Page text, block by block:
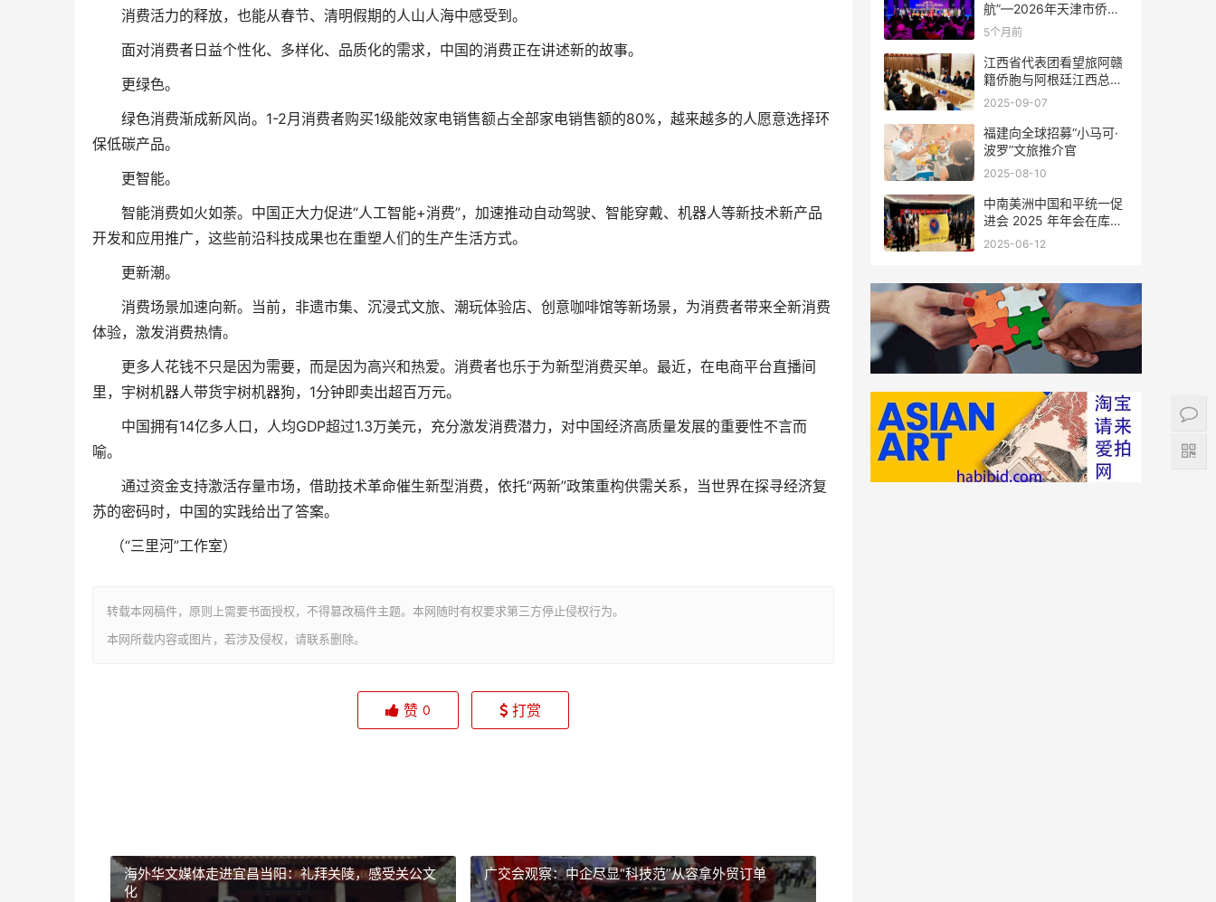
消费活力的释放，也能从春节、清明假期的人山人海中感受到。
面对消费者日益个性化、多样化、品质化的需求，中国的消费正在讲述新的故事。
更绿色。
绿色消费渐成新风尚。1-2月消费者购买1级能效家电销售额占全部家电销售额的80%，越来越多的人愿意选择环
保低碳产品。
更智能。
智能消费如火如荼。中国正大力促进“人工智能+消费”，加速推动自动驾驶、智能穿戴、机器人等新技术新产品
开发和应用推广，这些前沿科技成果也在重塑人们的生产生活方式。
更新潮。
消费场景加速向新。当前，非遗市集、沉浸式文旅、潮玩体验店、创意咖啡馆等新场景，为消费者带来全新消费
体验，激发消费热情。
更多人花钱不只是因为需要，而是因为高兴和热爱。消费者也乐于为新型消费买单。最近，在电商平台直播间
里，宇树机器人带货宇树机器狗，1分钟即卖出超百万元。
中国拥有14亿多人口，人均GDP超过1.3万美元，充分激发消费潜力，对中国经济高质量发展的重要性不言而
喻。
通过资金支持激活存量市场，借助技术革命催生新型消费，依托“两新”政策重构供需关系，当世界在探寻经济复
苏的密码时，中国的实践给出了答案。
（“三里河”工作室）
转载本网稿件，原则上需要书面授权，不得篡改稿件主题。本网随时有权要求第三方停止侵权行为。
本网所载内容或图片，若涉及侵权，请联系删除。
赞 0 打赏
海外华文媒体走进宜昌当阳：礼拜关陵，感受关公文
化
广交会观察：中企尽显“科技范”从容拿外贸订单
航”—2026年天津市侨界
新春联谊活动成功举办
5个月前
江西省代表团看望旅阿赣
籍侨胞与阿根廷江西总商
会座谈
2025-09-07
福建向全球招募“小马可·
波罗”文旅推介官
2025-08-10
中南美洲中国和平统一促
进会 2025 年年会在库拉
索圆满举行，共绘反“独”
2025-06-12